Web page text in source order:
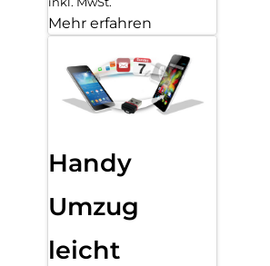
Mehr erfahren
Handy
Umzug
leicht